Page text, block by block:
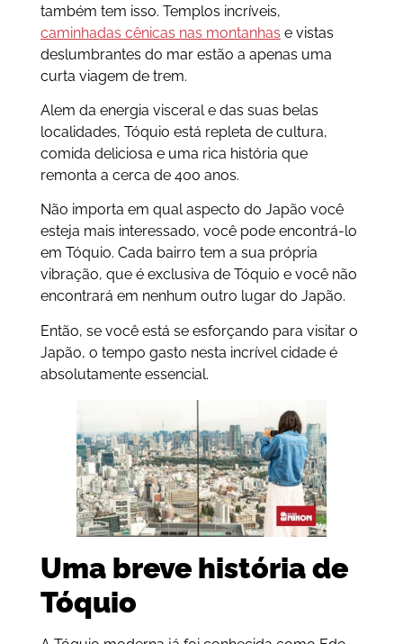
também tem isso. Templos incríveis,
caminhadas cênicas nas montanhas e vistas
deslumbrantes do mar estão a apenas uma
curta viagem de trem.
Alem da energia visceral e das suas belas
localidades, Tóquio está repleta de cultura,
comida deliciosa e uma rica história que
remonta a cerca de 400 anos.
Não importa em qual aspecto do Japão você
esteja mais interessado, você pode encontrá-lo
em Tóquio. Cada bairro tem a sua própria
vibração, que é exclusiva de Tóquio e você não
encontrará em nenhum outro lugar do Japão.
Então, se você está se esforçando para visitar o
Japão, o tempo gasto nesta incrível cidade é
absolutamente essencial.
Uma breve história de
Tóquio